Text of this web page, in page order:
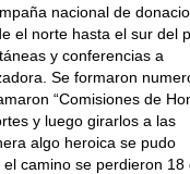
nacional de
el norte hasta el sur del
y conferencias a
Se formaron
“Comisiones de
y luego girarlos a las
algo heroica se pudo
camino se perdieron 18